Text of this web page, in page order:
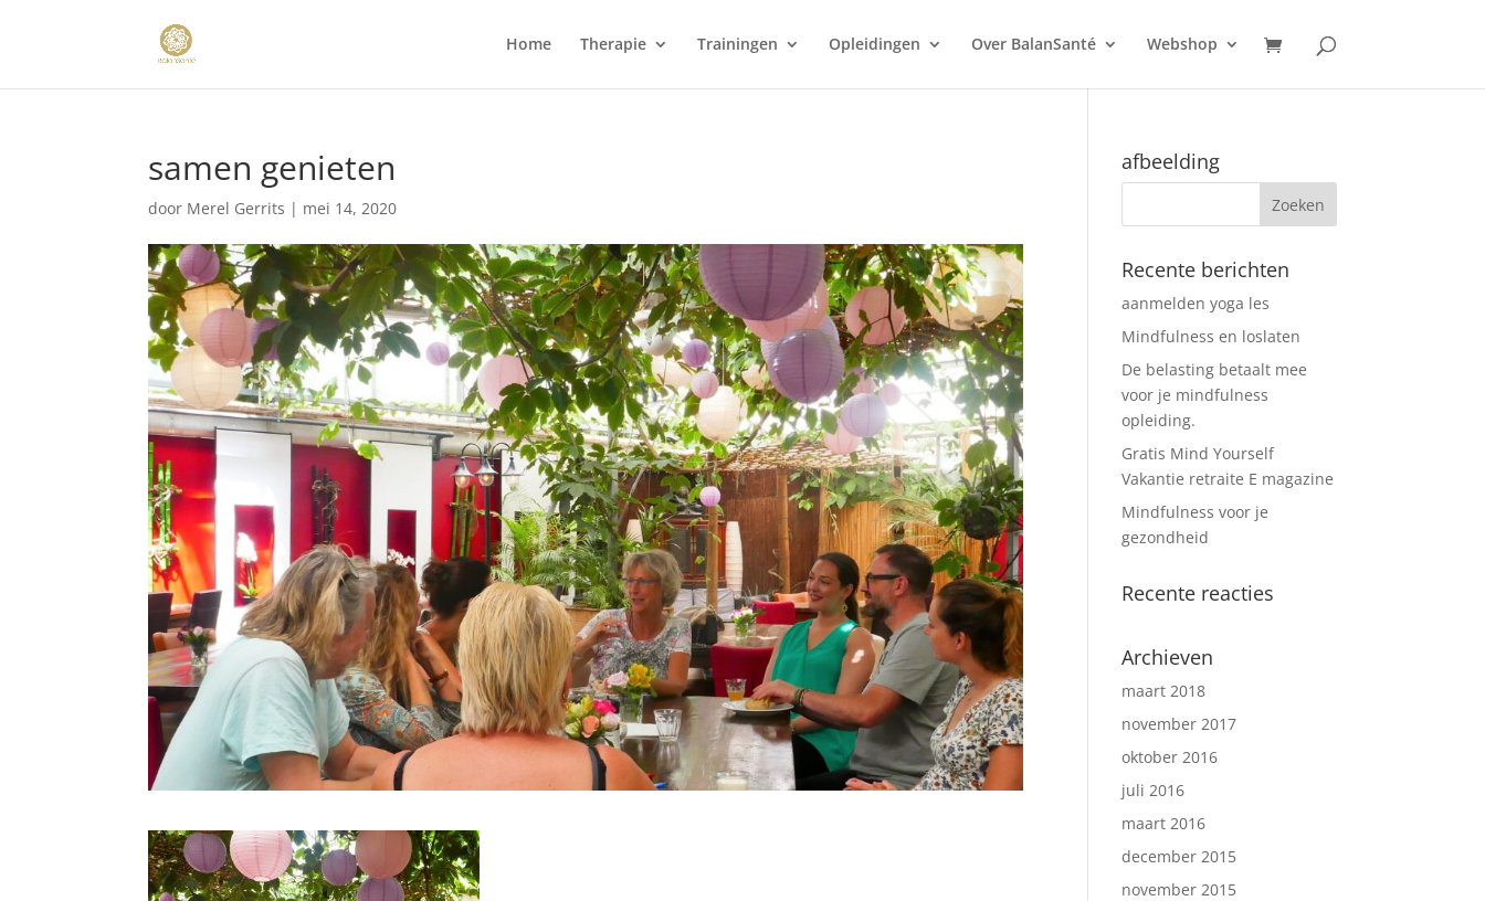
Home Therapie Trainingen Opleidingen Over BalanSanté Webshop
samen genieten
door Merel Gerrits | mei 14, 2020
afbeelding
Recente berichten
aanmelden yoga les
Mindfulness en loslaten
De belasting betaalt mee
voor je mindfulness
opleiding.
Gratis Mind Yourself
Vakantie retraite E magazine
Mindfulness voor je
gezondheid
Recente reacties
Archieven
maart 2018
november 2017
oktober 2016
juli 2016
maart 2016
december 2015
november 2015